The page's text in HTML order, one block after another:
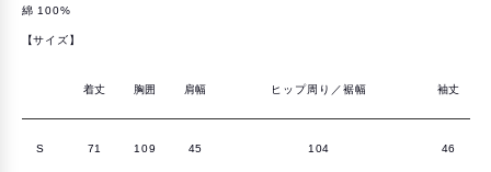
ツ
減
綿 100%
【サイズ】
着丈 胸囲 肩幅 ヒップ周り／裾幅 袖丈
S 71 109 45 104 46